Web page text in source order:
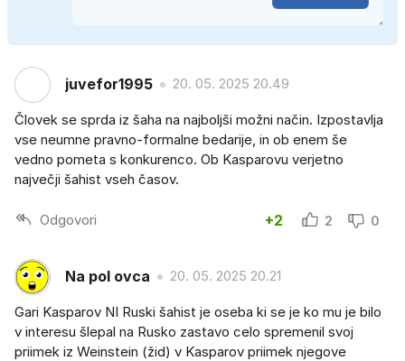
juvefor1995 20. 05. 2025 20.49
Človek se sprda iz šaha na najboljši možni način. Izpostavlja
vse neumne pravno-formalne bedarije, in ob enem še
vedno pometa s konkurenco. Ob Kasparovu verjetno
največji šahist vseh časov.
Odgovori +2 2 0
Na pol ovca 20. 05. 2025 20.21
Gari Kasparov NI Ruski šahist je oseba ki se je ko mu je bilo
v interesu šlepal na Rusko zastavo celo spremenil svoj
priimek iz Weinstein (žid) v Kasparov priimek njegove